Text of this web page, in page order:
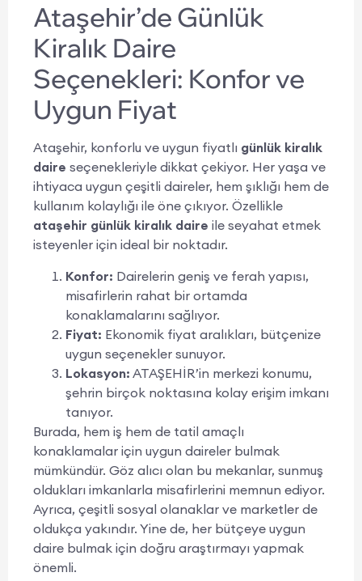
Ataşehir’de Günlük
Kiralık Daire
Seçenekleri: Konfor ve
Uygun Fiyat
Ataşehir, konforlu ve uygun fiyatlı günlük kiralık
daire seçenekleriyle dikkat çekiyor. Her yaşa ve
ihtiyaca uygun çeşitli daireler, hem şıklığı hem de
kullanım kolaylığı ile öne çıkıyor. Özellikle
ataşehir günlük kiralık daire ile seyahat etmek
isteyenler için ideal bir noktadır.
Konfor: Dairelerin geniş ve ferah yapısı,
misafirlerin rahat bir ortamda
konaklamalarını sağlıyor.
Fiyat: Ekonomik fiyat aralıkları, bütçenize
uygun seçenekler sunuyor.
Lokasyon: ATAŞEHİR’in merkezi konumu,
şehrin birçok noktasına kolay erişim imkanı
tanıyor.
Burada, hem iş hem de tatil amaçlı
konaklamalar için uygun daireler bulmak
mümkündür. Göz alıcı olan bu mekanlar, sunmuş
oldukları imkanlarla misafirlerini memnun ediyor.
Ayrıca, çeşitli sosyal olanaklar ve marketler de
oldukça yakındır. Yine de, her bütçeye uygun
daire bulmak için doğru araştırmayı yapmak
önemli.